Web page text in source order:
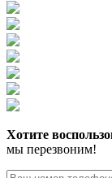
Хотите
мы перезвоним!